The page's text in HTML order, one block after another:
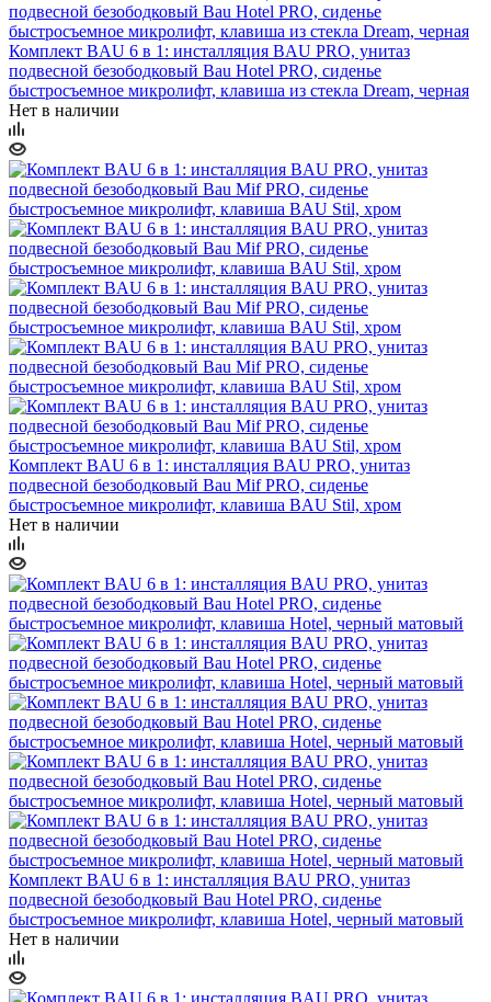
Комплект BAU 6 в 1: инсталляция BAU PRO, унитаз
подвесной безободковый Bau Hotel PRO, сиденье
быстросъемное микролифт, клавиша из стекла Dream, черная
Нет в наличии
Комплект BAU 6 в 1: инсталляция BAU PRO, унитаз
подвесной безободковый Bau Mif PRO, сиденье
быстросъемное микролифт, клавиша BAU Stil, хром
Нет в наличии
Комплект BAU 6 в 1: инсталляция BAU PRO, унитаз
подвесной безободковый Bau Hotel PRO, сиденье
быстросъемное микролифт, клавиша Hotel, черный матовый
Нет в наличии